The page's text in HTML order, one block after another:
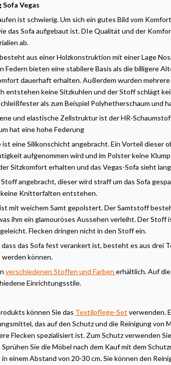
Sofa Vegas
ist schwierig. Um sich ein gutes Bild vom
das Sofa aufgebaut ist. DIe Qualität und der
ab.
aus einer Holzkonstruktion mit einer Lage
Federn bieten eine stabilere Basis als die billigere
dauerhaft erhalten. Außerdem wurden mehrere
entstehen keine Sitzkuhlen und der Stoff schlägt
als zum Beispiel Polyhetherschaum und
und elastische Zellstruktur ist der HR-
hat eine hohe Federung
eine Silikonschicht angebracht. Ein Vorteil dieser
aufgenommen wird und im Polster keine
Sitzkomfort erhalten und das Vegas-Sofa sieht
angebracht, dieser wird straff um das Sofa
Knitterfalten entstehen.
mit weichem Samt gepolstert. Der Samtstoff
ihm ein glamouröses Aussehen verleiht. Der Stoff
Flecken dringen nicht in den Stoff ein.
das Sofa fest verankert ist, besteht es aus drei
können.
verschiedenen Stoffen und Farben erhältlich. Auf
Einrichtungsstile.
können Sie das Textilpflege-Set verwenden.
das auf den Schutz und die Reinigung von
Flecken spezialisiert ist. Zum Schutz verwenden
Sie die Möbel nach dem Kauf mit dem
einem Abstand von 20-30 cm. Sie können den